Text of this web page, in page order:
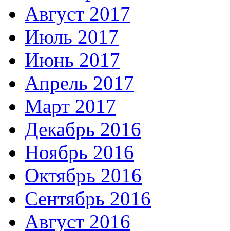
Август 2017
Июль 2017
Июнь 2017
Апрель 2017
Март 2017
Декабрь 2016
Ноябрь 2016
Октябрь 2016
Сентябрь 2016
Август 2016